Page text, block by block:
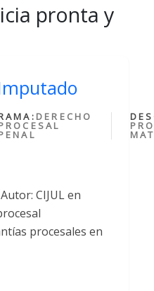
pronta y
DERECHO
CIJUL en
procesales en